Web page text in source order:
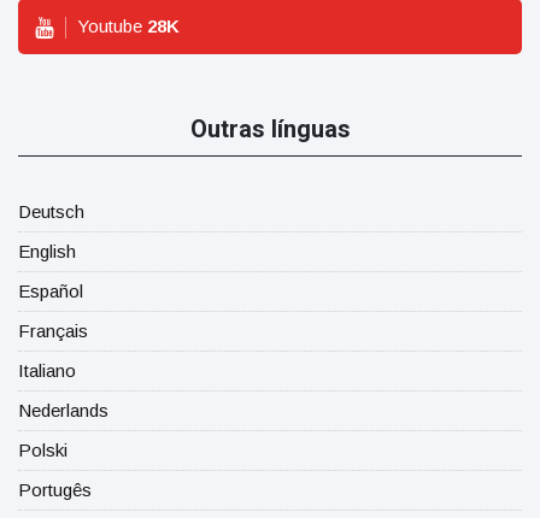
Youtube 28K
Outras línguas
Deutsch
English
Español
Français
Italiano
Nederlands
Polski
Portugês